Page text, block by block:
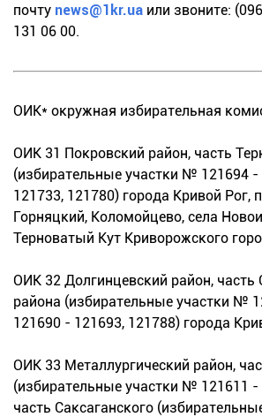
почту news@1kr.ua или звоните:
131 06 00.
ОИК* окружная избирательная
ОИК 31 Покровский район, часть
(избирательные участки № 121694 -
121733, 121780) города Кривой Рог,
Горняцкий, Коломойцево, села
Терноватый Кут Криворожского
ОИК 32 Долгинцевский район, часть
района (избирательные участки №
121690 - 121693, 121788) города
ОИК 33 Металлургический район,
(избирательные участки № 121611 -
часть Саксаганского